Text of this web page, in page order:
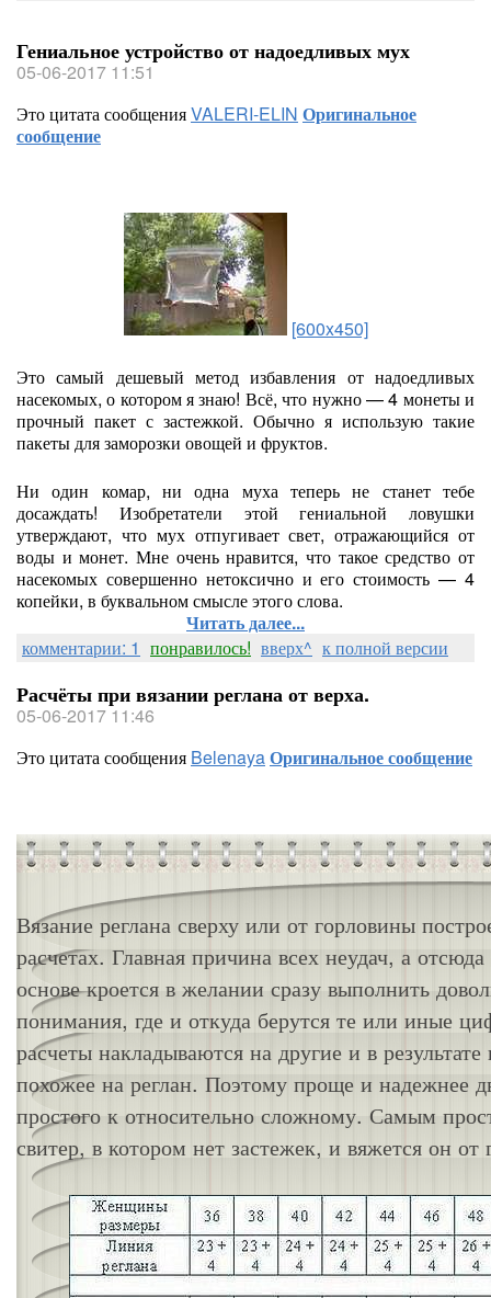
Гениальное устройство от надоедливых мух
05-06-2017 11:51
Это цитата сообщенияVALERI-ELIN Оригинальное
сообщение
[600x450]
Это самый дешевый метод избавления от надоедливых
насекомых, о котором я знаю! Всё, что нужно — 4 монеты и
прочный пакет с застежкой. Обычно я использую такие
пакеты для заморозки овощей и фруктов.
Ни один комар, ни одна муха теперь не станет тебе
досаждать! Изобретатели этой гениальной ловушки
утверждают, что мух отпугивает свет, отражающийся от
воды и монет. Мне очень нравится, что такое средство от
насекомых совершенно нетоксично и его стоимость — 4
копейки, в буквальном смысле этого слова.
Читать далее...
комментарии: 1 понравилось! вверх^ к полной версии
Расчёты при вязании реглана от верха.
05-06-2017 11:46
Это цитата сообщения BelenayaОригинальное сообщение
Вязание реглана сверху или от горловины
расчетах. Главная причина всех неудач, а
основе кроется в желании сразу выполнить
понимания, где и откуда берутся те или иные
расчеты накладываются на другие и в
похожее на реглан. Поэтому проще и надежнее
простого к относительно сложному. Самым
свитер, в котором нет застежек, и вяжется он